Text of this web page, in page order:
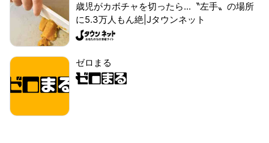
歳児がカボチャを切ったら...〝左手〟の場所
に5.3万人もん絶|Jタウンネット
ゼロまる